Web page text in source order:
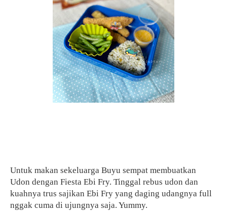
Untuk makan sekeluarga Buyu sempat membuatkan
Udon dengan Fiesta Ebi Fry. Tinggal rebus udon dan
kuahnya trus sajikan Ebi Fry yang daging udangnya full
nggak cuma di ujungnya saja. Yummy.